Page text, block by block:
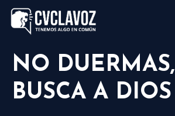
NO DUERMAS,
BUSCA A DIOS